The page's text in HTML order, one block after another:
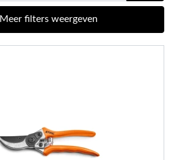
Meer filters weergeven